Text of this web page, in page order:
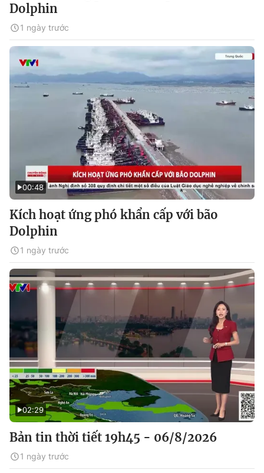
Dolphin
1 ngày trước
00:48
Kích hoạt ứng phó khẩn cấp với bão
Dolphin
1 ngày trước
02:29
Bản tin thời tiết 19h45 - 06/8/2026
1 ngày trước